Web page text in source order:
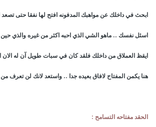
ابحث في داخلك عن مواهبك المدفونه افتح لها نفقا حتى تصعد
اسئل نفسك .. ماهو الشي الذي احبه اكثر من غيره والذي حين
ايقظ العملاق من داخلك فلقد كان في سبات طويل آن له الان
هنا يكمن المفتاح لافاق بعيده جدا .. واستعد لانك لن تعرف
الحقد مفتاحه التسامح :